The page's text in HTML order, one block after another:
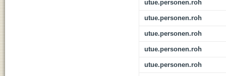
utue.personen.roh
utue.personen.roh
utue.personen.roh
utue.personen.roh
utue.personen.roh